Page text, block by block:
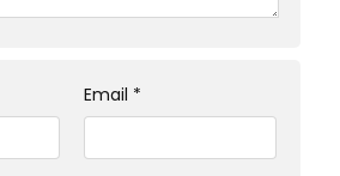
Email *